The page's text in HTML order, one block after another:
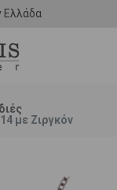
Ελλάδα
με Ζιργκόν